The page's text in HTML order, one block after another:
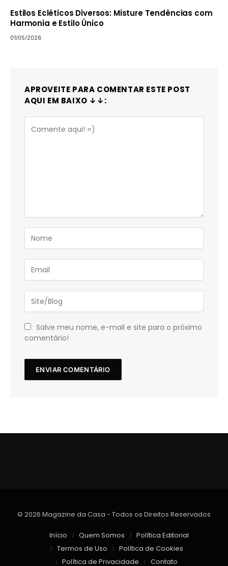
Estilos Ecléticos Diversos: Misture Tendências com
Harmonia e Estilo Único
01/05/2026
APROVEITE PARA COMENTAR ESTE POST
AQUI EM BAIXO ↓↓:
Salve meu nome, e-mail e site para o próximo
comentário!
© 2026 Magazine da Casa - Todos os Direitos Reservados
Início Quem Somos
Política Editorial
Termos de Uso
Política de Cookies
Política de Privacidade
Contato